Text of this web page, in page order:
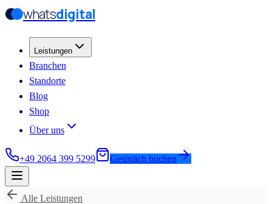
Zum Hauptinhalt springen
Zum Hauptinhalt springen
whatsdigital
Leistungen
Branchen
Standorte
Blog
Shop
Über uns
+49 2064 399 5299 Gespräch buchen
Alle Leistungen